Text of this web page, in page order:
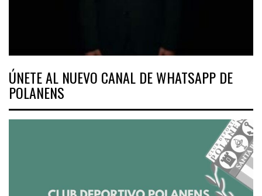
ÚNETE AL NUEVO CANAL DE WHATSAPP DE
POLANENS